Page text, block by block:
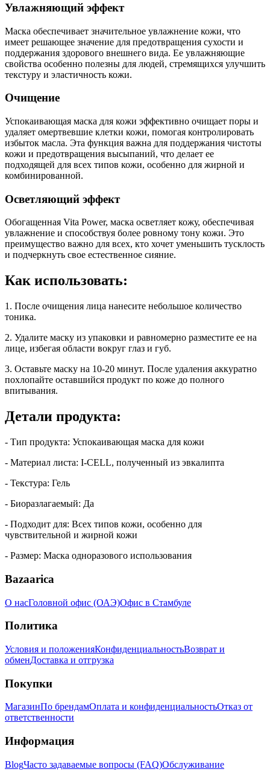
Увлажняющий эффект
Маска обеспечивает значительное увлажнение кожи, что
имеет решающее значение для предотвращения сухости и
поддержания здорового внешнего вида. Ее увлажняющие
свойства особенно полезны для людей, стремящихся улучшить
текстуру и эластичность кожи.
Очищение
Успокаивающая маска для кожи эффективно очищает поры и
удаляет омертвевшие клетки кожи, помогая контролировать
избыток масла. Эта функция важна для поддержания чистоты
кожи и предотвращения высыпаний, что делает ее
подходящей для всех типов кожи, особенно для жирной и
комбинированной.
Осветляющий эффект
Обогащенная Vita Power, маска осветляет кожу, обеспечивая
увлажнение и способствуя более ровному тону кожи. Это
преимущество важно для всех, кто хочет уменьшить тусклость
и подчеркнуть свое естественное сияние.
Как использовать:
1. После очищения лица нанесите небольшое количество
тоника.
2. Удалите маску из упаковки и равномерно разместите ее на
лице, избегая области вокруг глаз и губ.
3. Оставьте маску на 10-20 минут. После удаления аккуратно
похлопайте оставшийся продукт по коже до полного
впитывания.
Детали продукта:
- Тип продукта: Успокаивающая маска для кожи
- Материал листа: I-CELL, полученный из эвкалипта
- Текстура: Гель
- Биоразлагаемый: Да
- Подходит для: Всех типов кожи, особенно для
чувствительной и жирной кожи
- Размер: Маска одноразового использования
Bazaarica
О насГоловной офис (ОАЭ)Офис в Стамбуле
Политика
Условия и положенияКонфиденциальностьВозврат и
обменДоставка и отгрузка
Покупки
МагазинПо брендамОплата и конфиденциальностьОтказ от
ответственности
Информация
BlogЧасто задаваемые вопросы (FAQ)Обслуживание